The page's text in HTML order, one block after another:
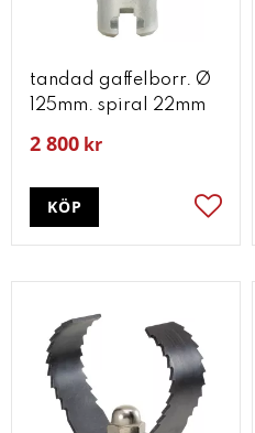
tandad gaffelborr. Ø
125mm. spiral 22mm
2 800 kr
Lägg
KÖP